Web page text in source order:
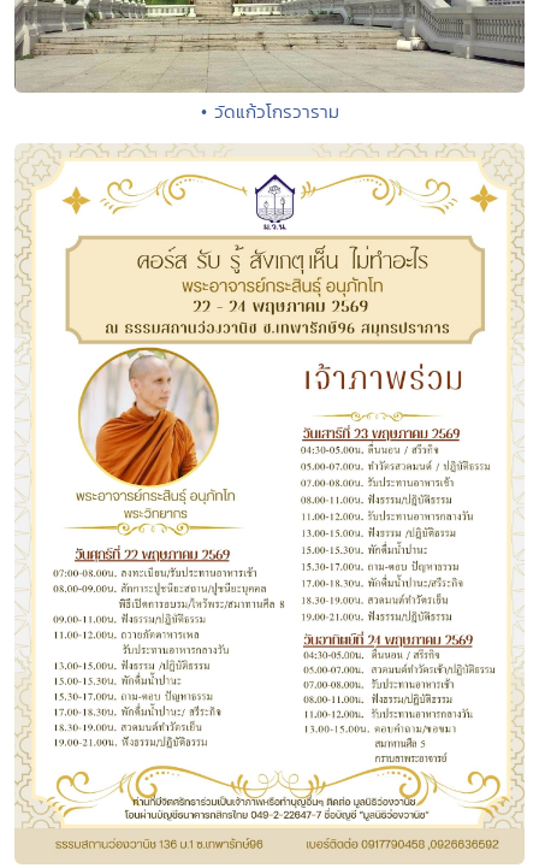
• วัดแก้วโกรวาราม